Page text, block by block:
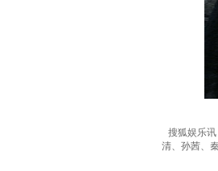
搜狐娱乐
清、孙茜、